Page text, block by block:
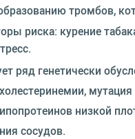
тромбов,
риска: курение
ряд генетически
низкой
сосудов.